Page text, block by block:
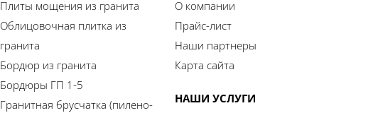
Плиты мощения из гранита
Облицовочная плитка из
гранита
Бордюр из гранита
Бордюры ГП 1-5
Гранитная брусчатка (пилено-
О компании
Прайс-лист
Наши партнеры
Карта сайта
НАШИ УСЛУГИ